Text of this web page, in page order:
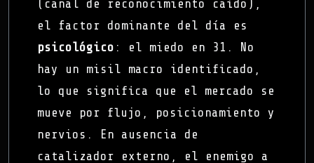
(canal de reconocimiento caído),
el factor dominante del día es
psicológico : el miedo en 31. No
hay un misil macro identificado,
lo que significa que el mercado se
mueve por flujo, posicionamiento y
nervios. En ausencia de
catalizador externo, el enemigo a